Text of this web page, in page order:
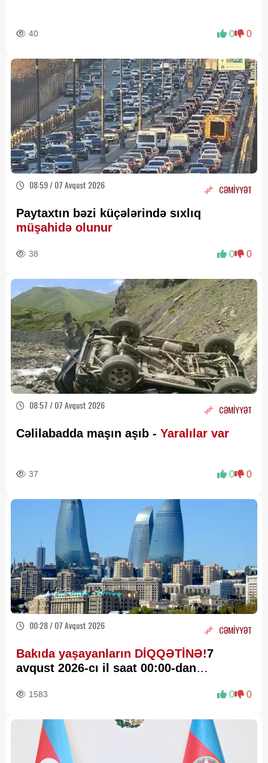
40 0 0
08:59 / 07 Avqust 2026 CƏMİYYƏT
Paytaxtın bəzi küçələrində sıxlıq
müşahidə olunur
38 0 0
08:57 / 07 Avqust 2026 CƏMİYYƏT
Cəlilabadda maşın aşıb - Yaralılar var
37 0 0
00:28 / 07 Avqust 2026 CƏMİYYƏT
Bakıda yaşayanların DİQQƏTİNƏ!7
avqust 2026-cı il saat 00:00-dan
1583 0 0